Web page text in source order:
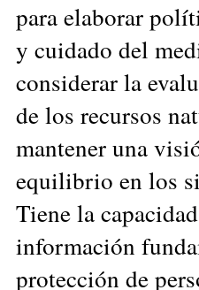
para elaborar
y cuidado del
considerar la
de los recursos
mantener una
equilibrio en los
Tiene la
información
protección de